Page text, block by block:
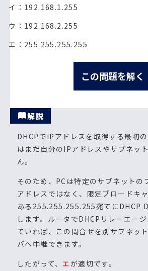
イ：192.168.1.255
ウ：192.168.2.255
エ：255.255.255.255
この問題を解く
解説
DHCPでIPアドレスを取得する最初
はまだ自分のIPアドレスやサブネッ
ん。
そのため、PCは特定のサブネットの
アドレスではなく、限定ブロードキ
ある255.255.255.255宛てにDHCP
します。ルータでDHCPリレーエー
ていれば、この問合せを別サブネッ
バへ中継できます。
したがって、エが適切です。